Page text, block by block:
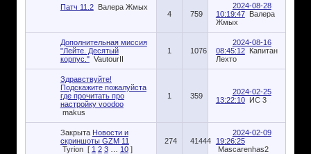
Патч 11.2 Валера Жмых
4
759
2024-08-28
10:19:47 Валера
Жмых
Дополнительная миссия
"Лейте. Десятый
корпус." VautourII
1 1076
2024-08-16
08:45:12 Капитан
Лехто
Здравствуйте!
Подскажите пожалуйста
где прочитать про
настройку voodoo
makus
1 359
2024-02-25
13:22:10 ИС 3
Закрыта Новости и
скриншоты GZM 11
Tyrion [ 1 2 3 10 ]
274 41444
2024-02-09
19:26:25
Mascarenhas2